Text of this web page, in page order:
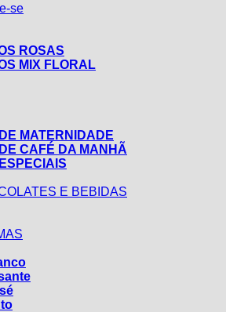
se
ROSAS
MIX FLORAL
MATERNIDADE
CAFÉ DA MANHÃ
E BEBIDAS